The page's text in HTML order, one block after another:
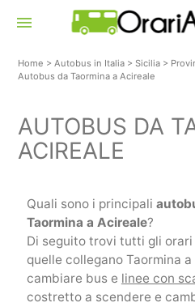
menu
Home >Autobus in Italia >Sicilia >
Autobus da Taormina a Acireale
AUTOBUS DA
ACIREALE
Quali sono i principali
Taormina a Acireale?
Di seguito trovi tutti gli
quelle collegano Taormina
cambiare bus e linee con
costretto a scendere e